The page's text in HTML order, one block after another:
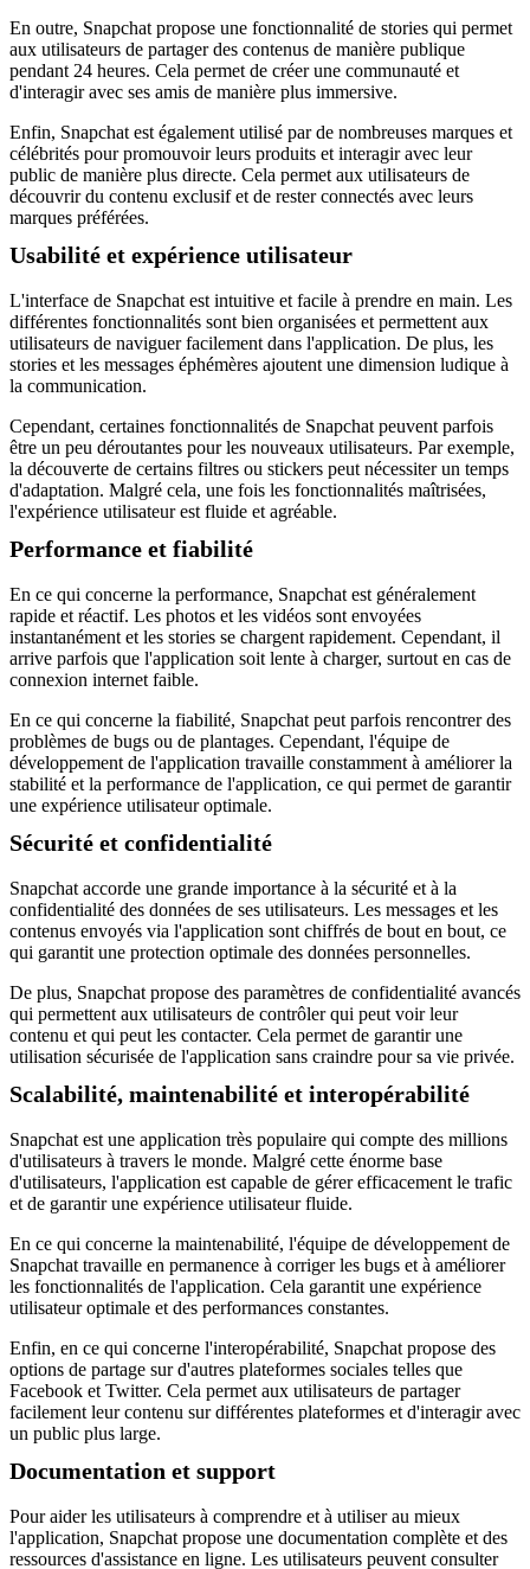
En outre, Snapchat propose une fonctionnalité de stories qui permet
aux utilisateurs de partager des contenus de manière publique
pendant 24 heures. Cela permet de créer une communauté et
d'interagir avec ses amis de manière plus immersive.
Enfin, Snapchat est également utilisé par de nombreuses marques et
célébrités pour promouvoir leurs produits et interagir avec leur
public de manière plus directe. Cela permet aux utilisateurs de
découvrir du contenu exclusif et de rester connectés avec leurs
marques préférées.
Usabilité et expérience utilisateur
L'interface de Snapchat est intuitive et facile à prendre en main. Les
différentes fonctionnalités sont bien organisées et permettent aux
utilisateurs de naviguer facilement dans l'application. De plus, les
stories et les messages éphémères ajoutent une dimension ludique à
la communication.
Cependant, certaines fonctionnalités de Snapchat peuvent parfois
être un peu déroutantes pour les nouveaux utilisateurs. Par exemple,
la découverte de certains filtres ou stickers peut nécessiter un temps
d'adaptation. Malgré cela, une fois les fonctionnalités maîtrisées,
l'expérience utilisateur est fluide et agréable.
Performance et fiabilité
En ce qui concerne la performance, Snapchat est généralement
rapide et réactif. Les photos et les vidéos sont envoyées
instantanément et les stories se chargent rapidement. Cependant, il
arrive parfois que l'application soit lente à charger, surtout en cas de
connexion internet faible.
En ce qui concerne la fiabilité, Snapchat peut parfois rencontrer des
problèmes de bugs ou de plantages. Cependant, l'équipe de
développement de l'application travaille constamment à améliorer la
stabilité et la performance de l'application, ce qui permet de garantir
une expérience utilisateur optimale.
Sécurité et confidentialité
Snapchat accorde une grande importance à la sécurité et à la
confidentialité des données de ses utilisateurs. Les messages et les
contenus envoyés via l'application sont chiffrés de bout en bout, ce
qui garantit une protection optimale des données personnelles.
De plus, Snapchat propose des paramètres de confidentialité avancés
qui permettent aux utilisateurs de contrôler qui peut voir leur
contenu et qui peut les contacter. Cela permet de garantir une
utilisation sécurisée de l'application sans craindre pour sa vie privée.
Scalabilité, maintenabilité et interopérabilité
Snapchat est une application très populaire qui compte des millions
d'utilisateurs à travers le monde. Malgré cette énorme base
d'utilisateurs, l'application est capable de gérer efficacement le trafic
et de garantir une expérience utilisateur fluide.
En ce qui concerne la maintenabilité, l'équipe de développement de
Snapchat travaille en permanence à corriger les bugs et à améliorer
les fonctionnalités de l'application. Cela garantit une expérience
utilisateur optimale et des performances constantes.
Enfin, en ce qui concerne l'interopérabilité, Snapchat propose des
options de partage sur d'autres plateformes sociales telles que
Facebook et Twitter. Cela permet aux utilisateurs de partager
facilement leur contenu sur différentes plateformes et d'interagir avec
un public plus large.
Documentation et support
Pour aider les utilisateurs à comprendre et à utiliser au mieux
l'application, Snapchat propose une documentation complète et des
ressources d'assistance en ligne. Les utilisateurs peuvent consulter